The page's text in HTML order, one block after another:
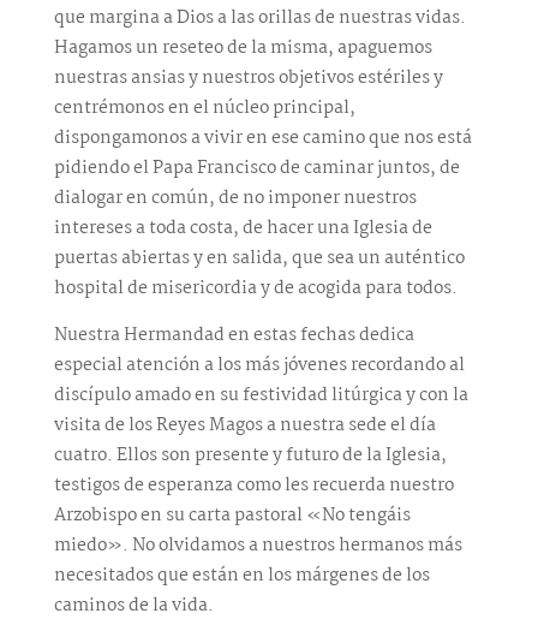
que margina a Dios a las orillas de nuestras vidas.
Hagamos un reseteo de la misma, apaguemos
nuestras ansias y nuestros objetivos estériles y
centrémonos en el núcleo principal,
dispongamonos a vivir en ese camino que nos está
pidiendo el Papa Francisco de caminar juntos, de
dialogar en común, de no imponer nuestros
intereses a toda costa, de hacer una Iglesia de
puertas abiertas y en salida, que sea un auténtico
hospital de misericordia y de acogida para todos.
Nuestra Hermandad en estas fechas dedica
especial atención a los más jóvenes recordando al
discípulo amado en su festividad litúrgica y con la
visita de los Reyes Magos a nuestra sede el día
cuatro. Ellos son presente y futuro de la Iglesia,
testigos de esperanza como les recuerda nuestro
Arzobispo en su carta pastoral «No tengáis
miedo». No olvidamos a nuestros hermanos más
necesitados que están en los márgenes de los
caminos de la vida.